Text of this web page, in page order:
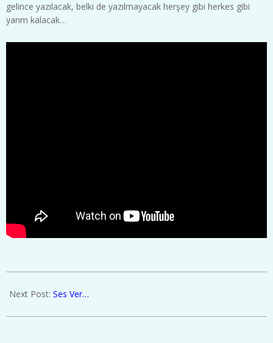
gelince yazılacak, belki de yazılmayacak herşey gibi herkes gibi
yarım kalacak…
07-
Next Post: Ses Ver…